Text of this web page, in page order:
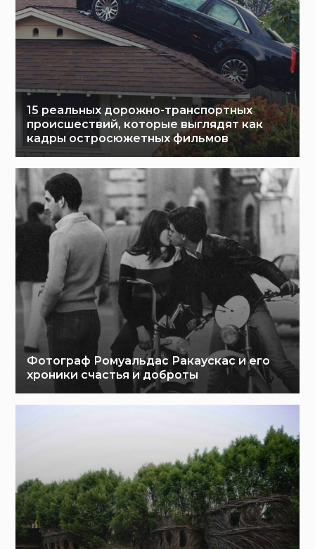
15 реальных дорожно-транспортных
происшествий, которые выглядят как
кадры остросюжетных фильмов
Фотограф Ромуальдас Ракаускас и его
хроники счастья и доброты